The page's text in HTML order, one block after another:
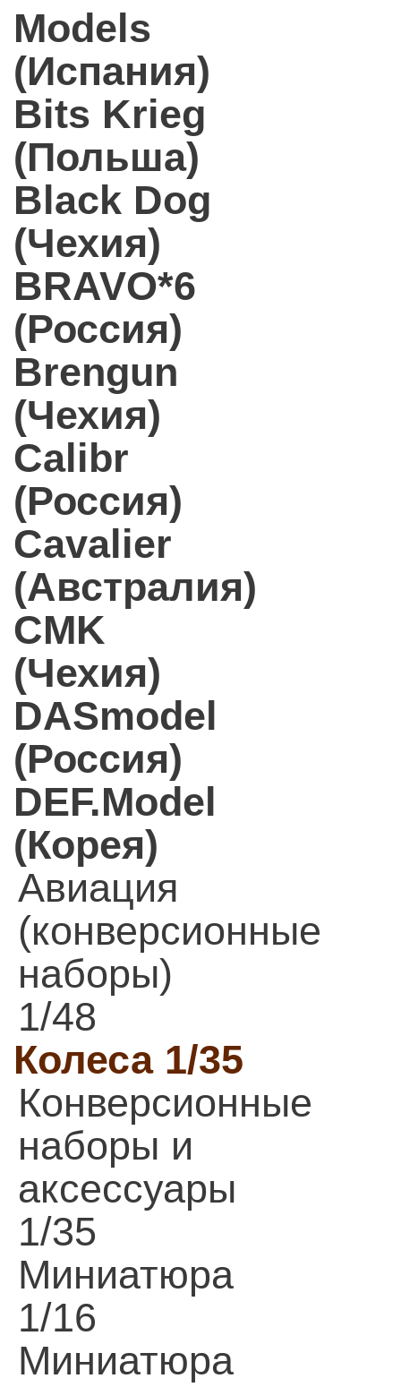
Models
(Испания)
Bits Krieg
(Польша)
Black Dog
(Чехия)
BRAVO*6
(Россия)
Brengun
(Чехия)
Calibr
(Россия)
Cavalier
(Австралия)
CMK
(Чехия)
DASmodel
(Россия)
DEF.Model
(Корея)
Авиация
(конверсионные
наборы)
1/48
Колеса 1/35
Конверсионные
наборы и
аксессуары
1/35
Миниатюра
1/16
Миниатюра